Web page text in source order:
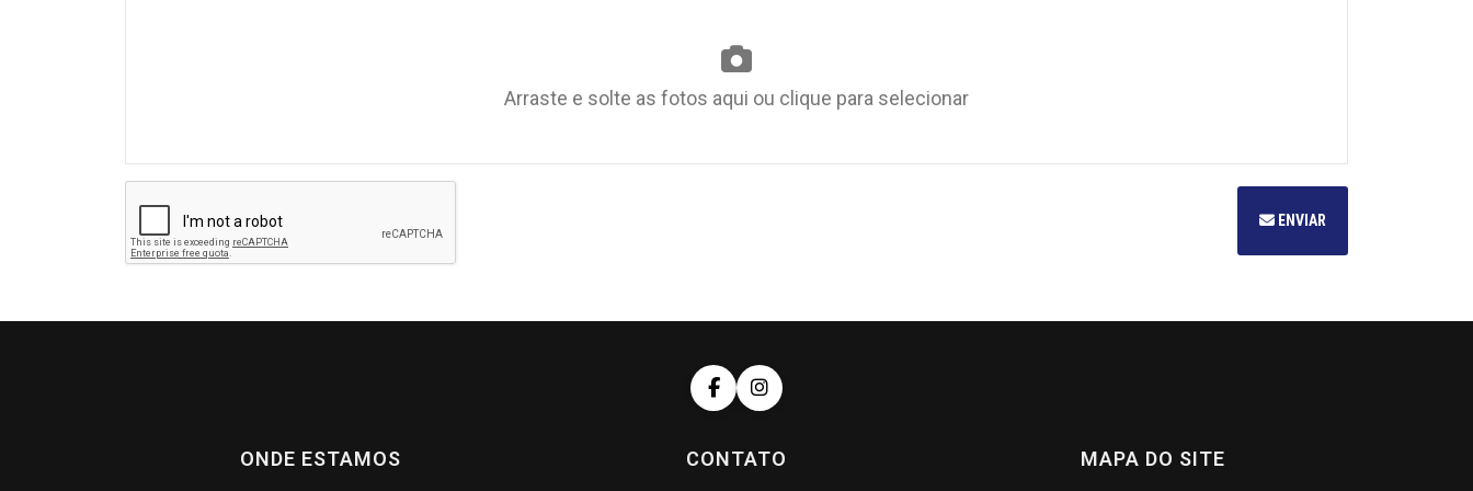
Arraste e solte as fotos aqui ou clique para selecionar
ENVIAR
ONDE ESTAMOS CONTATO MAPA DO SITE